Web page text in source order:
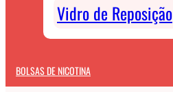
Vidro de Reposição
BOLSAS DE NICOTINA